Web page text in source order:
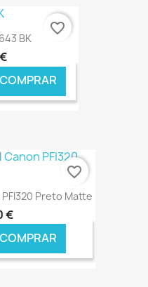
BK
COMPRAR
€ ONLINE
favorite_border
Preto Matte
€
COMPRAR
favorite_border